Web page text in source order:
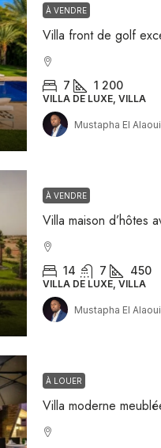
À VENDRE
7 1 200
VILLA DE LUXE, VILLA
Mustapha El Alaoui
À VENDRE
14 7 450
VILLA DE LUXE, VILLA
Mustapha El Alaoui
À LOUER